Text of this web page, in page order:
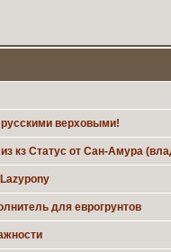
верховыми!
кз Статус от Сан-Амура
для еврогрунтов